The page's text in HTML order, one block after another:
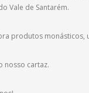
Vale de Santarém.
produtos
nosso cartaz.